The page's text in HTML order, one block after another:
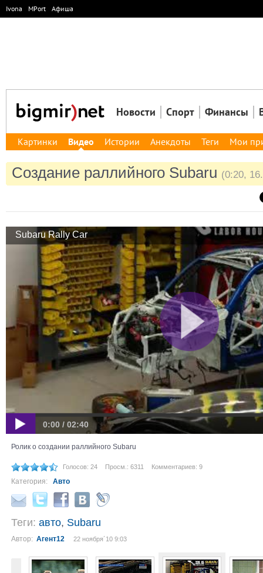
Ivona MPort Афиша
Новости Спорт Финансы
Картинки Видео Истории Анекдоты Теги Мои
Создание раллийного Subaru (0:20,
Subaru Rally Car
0:00 / 02:40
Ролик о создании раллийного Subaru
Голосов: 24 Просм.: 6311 Комментариев: 9
Категория: Авто
Теги: авто, Subaru
Автор: Агент12 22 ноября´10 9:03